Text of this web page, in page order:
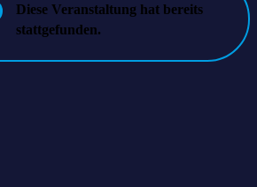
Diese Veranstaltung hat bereits
stattgefunden.